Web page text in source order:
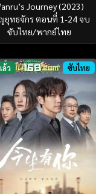
Journey (2023)
ยุทธจักร ตอนที่ 1-24 จบ
ซับไทย/พากย์ไทย
ล้ว ซับไทย